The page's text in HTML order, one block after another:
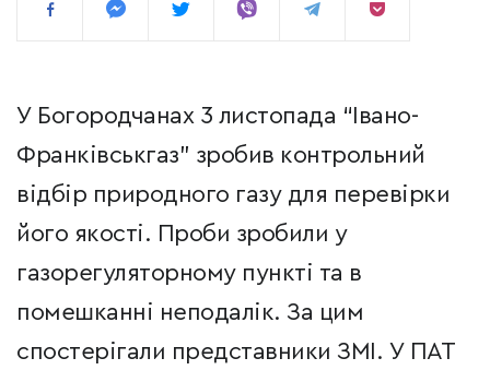
У Богородчанах 3 листопада “Івано-
Франківськгаз” зробив контрольний
відбір природного газу для перевірки
його якості. Проби зробили у
газорегуляторному пункті та в
помешканні неподалік. За цим
спостерігали представники ЗМІ. У ПАТ